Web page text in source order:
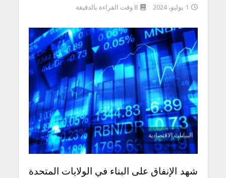
1 يوليو، 2024 8 وقت القراءة بالدقيقة
البيانات الاقتصادية
شهد الإنفاق على البناء في الولايات المتحدة